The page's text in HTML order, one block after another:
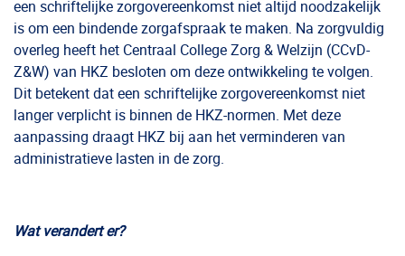
een schriftelijke zorgovereenkomst niet altijd noodzakelijk
is om een bindende zorgafspraak te maken. Na zorgvuldig
overleg heeft het Centraal College Zorg & Welzijn (CCvD-
Z&W) van HKZ besloten om deze ontwikkeling te volgen.
Dit betekent dat een schriftelijke zorgovereenkomst niet
langer verplicht is binnen de HKZ-normen. Met deze
aanpassing draagt HKZ bij aan het verminderen van
administratieve lasten in de zorg.
Wat verandert er?